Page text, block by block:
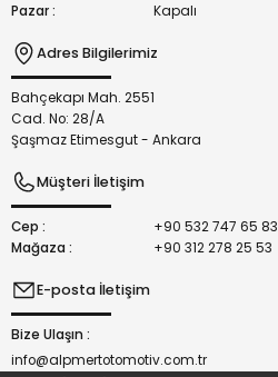
Pazar :
Kapalı
Adres Bilgilerimiz
Bahçekapı Mah. 2551
Cad. No: 28/A
Şaşmaz Etimesgut - Ankara
Müşteri İletişim
Cep :
+90 532 747 65 83
Mağaza :
+90 312 278 25 53
E-posta İletişim
Bize Ulaşın :
info@alpmertotomotiv.com.tr